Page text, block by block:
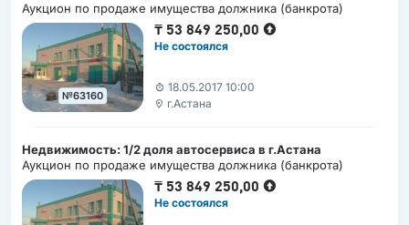
Аукцион по продаже имущества должника (банкрота)
№63160
₸ 53 849 250,00
Не состоялся
18.05.2017 10:00
г.Астана
Недвижимость: 1/2 доля автосервиса в г.Астана
Аукцион по продаже имущества должника (банкрота)
₸ 53 849 250,00
Не состоялся